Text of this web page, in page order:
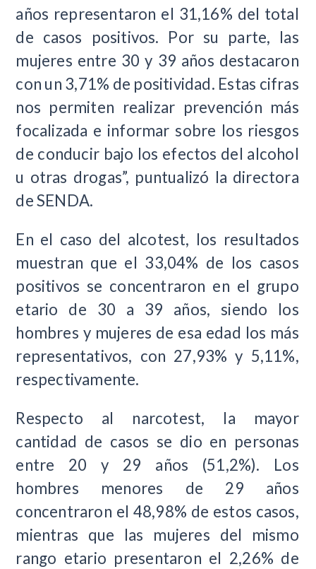
años representaron el 31,16% del total
de casos positivos. Por su parte, las
mujeres entre 30 y 39 años destacaron
con un 3,71% de positividad. Estas cifras
nos permiten realizar prevención más
focalizada e informar sobre los riesgos
de conducir bajo los efectos del alcohol
u otras drogas”, puntualizó la directora
de SENDA.
En el caso del alcotest, los resultados
muestran que el 33,04% de los casos
positivos se concentraron en el grupo
etario de 30 a 39 años, siendo los
hombres y mujeres de esa edad los más
representativos, con 27,93% y 5,11%,
respectivamente.
Respecto al narcotest, la mayor
cantidad de casos se dio en personas
entre 20 y 29 años (51,2%). Los
hombres menores de 29 años
concentraron el 48,98% de estos casos,
mientras que las mujeres del mismo
rango etario presentaron el 2,26% de